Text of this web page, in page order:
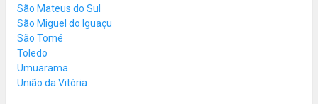
São Mateus do Sul
São Miguel do Iguaçu
São Tomé
Toledo
Umuarama
União da Vitória